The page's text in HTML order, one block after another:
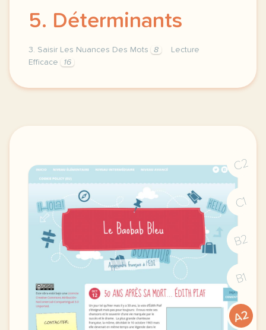
5. Déterminants
3. Saisir Les Nuances Des Mots 8
Lecture
Efficace
16
saisir les nuances des mots la lecture lecon 5
C2
C1
B2
B1
A2